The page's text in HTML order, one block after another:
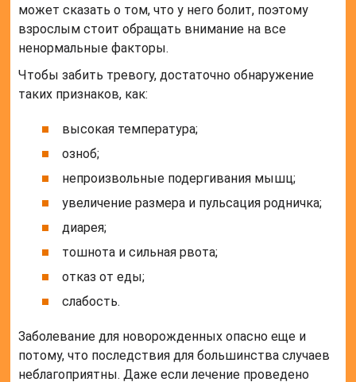
может сказать о том, что у него болит, поэтому
взрослым стоит обращать внимание на все
ненормальные факторы.
Чтобы забить тревогу, достаточно обнаружение
таких признаков, как:
высокая температура;
озноб;
непроизвольные подергивания мышц;
увеличение размера и пульсация родничка;
диарея;
тошнота и сильная рвота;
отказ от еды;
слабость.
Заболевание для новорожденных опасно еще и
потому, что последствия для большинства случаев
неблагоприятны. Даже если лечение проведено